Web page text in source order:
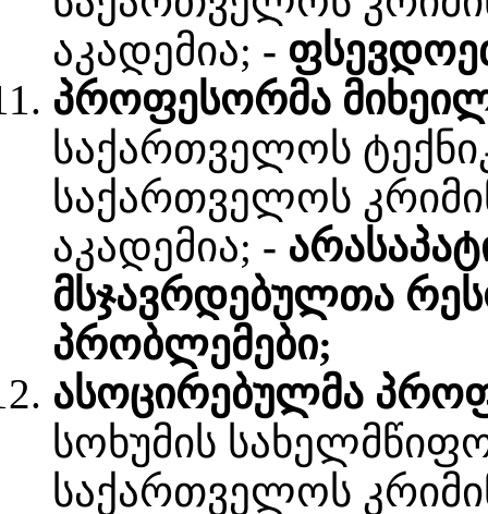
აკადემია; -
პროფესორმა
საქართველოს
საქართველოს
აკადემია; -
მსჯავრდებულთა
პრობლემები;
ასოცირებულმა
სოხუმის
საქართველოს